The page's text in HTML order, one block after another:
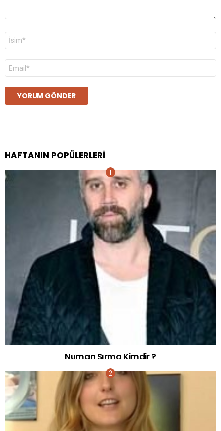
Ad
E-
posta
*
HAFTANIN POPÜLERLERI
Numan Sırma Kimdir ?